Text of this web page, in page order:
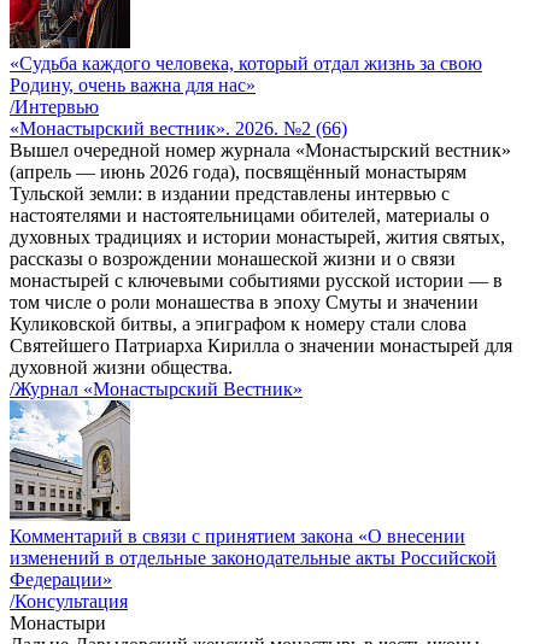
«Судьба каждого человека, который отдал жизнь за свою
Родину, очень важна для нас»
/Интервью
«Монастырский вестник». 2026. №2 (66)
Вышел очередной номер журнала «Монастырский вестник»
(апрель — июнь 2026 года), посвящённый монастырям
Тульской земли: в издании представлены интервью с
настоятелями и настоятельницами обителей, материалы о
духовных традициях и истории монастырей, жития святых,
рассказы о возрождении монашеской жизни и о связи
монастырей с ключевыми событиями русской истории — в
том числе о роли монашества в эпоху Смуты и значении
Куликовской битвы, а эпиграфом к номеру стали слова
Святейшего Патриарха Кирилла о значении монастырей для
духовной жизни общества.
/Журнал «Монастырский Вестник»
Комментарий в связи с принятием закона «О внесении
изменений в отдельные законодательные акты Российской
Федерации»
/Консультация
Монастыри